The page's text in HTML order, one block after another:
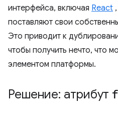
интерфейса, включая React ,
поставляют свои
Это приводит к
чтобы получить нечто, что
элементом платформы.
Решение: атрибут